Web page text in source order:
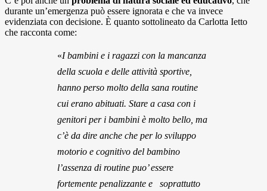
durante un’emergenza può essere ignorata e che va invece
evidenziata con decisione. È quanto sottolineato da Carlotta Ietto
che racconta come:
«I bambini e i ragazzi con la mancanza
della scuola e delle attività sportive,
hanno perso molto della sana routine
cui erano abituati. Stare a casa con i
genitori per i bambini è molto bello, ma
c’è da dire anche che per lo sviluppo
motorio e cognitivo del bambino
l’assenza di routine puo’ essere
fortemente penalizzante e soprattutto